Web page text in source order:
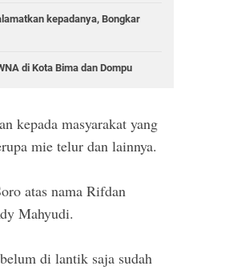
kepadanya, Bongkar
di Kota Bima dan Dompu
kepada masyarakat yang
mie telur dan lainnya.
atas nama Rifdan
Mahyudi.
di lantik saja sudah